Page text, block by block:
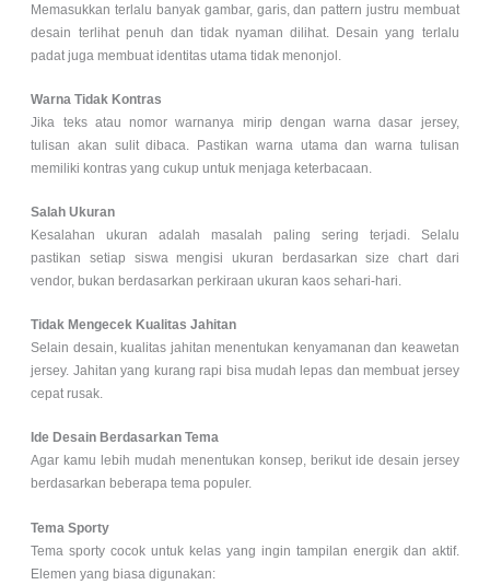
Memasukkan terlalu banyak gambar, garis, dan pattern justru membuat
desain terlihat penuh dan tidak nyaman dilihat. Desain yang terlalu
padat juga membuat identitas utama tidak menonjol.
Warna Tidak Kontras
Jika teks atau nomor warnanya mirip dengan warna dasar jersey,
tulisan akan sulit dibaca. Pastikan warna utama dan warna tulisan
memiliki kontras yang cukup untuk menjaga keterbacaan.
Salah Ukuran
Kesalahan ukuran adalah masalah paling sering terjadi. Selalu
pastikan setiap siswa mengisi ukuran berdasarkan size chart dari
vendor, bukan berdasarkan perkiraan ukuran kaos sehari-hari.
Tidak Mengecek Kualitas Jahitan
Selain desain, kualitas jahitan menentukan kenyamanan dan keawetan
jersey. Jahitan yang kurang rapi bisa mudah lepas dan membuat jersey
cepat rusak.
Ide Desain Berdasarkan Tema
Agar kamu lebih mudah menentukan konsep, berikut ide desain jersey
berdasarkan beberapa tema populer.
Tema Sporty
Tema sporty cocok untuk kelas yang ingin tampilan energik dan aktif.
Elemen yang biasa digunakan: